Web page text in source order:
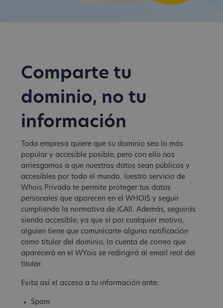
Comparte tu
dominio, no tu
información
Toda empresa quiere que su dominio sea lo más
popular y accesible posible, pero con ello nos
arriesgamos a que nuestros datos sean públicos y
accesibles por todo el mundo. luestro servicio de
Whois Privado te permite proteger tus datos
personales que aparecen en el WHOIS y seguir
cumpliendo la normativa de ICAll. Además, seguirás
siendo accesible, ya que si por cualquier motivo,
alguien tiene que comunicarte alguna notificación
como titular del dominio, la cuenta de correo que
aparecerá en el WYois se redirigirá al email real del
titular.
Evita así el acceso a tu información ante:
Spam